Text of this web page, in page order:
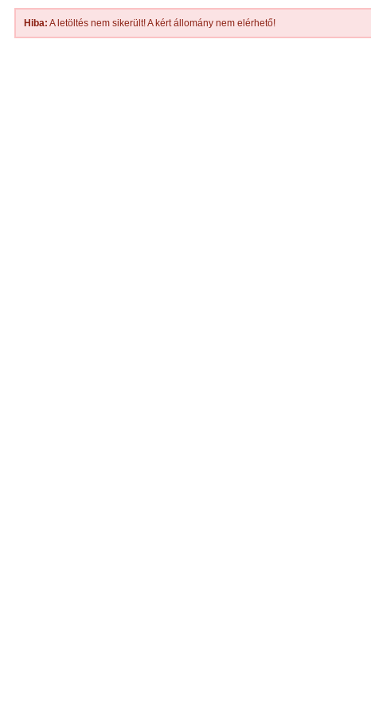
Hiba: A letöltés nem sikerült! A kért állomány nem elérhető!